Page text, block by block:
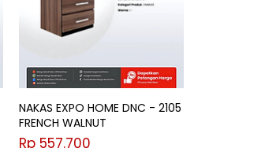
NAKAS EXPO HOME DNC - 2105
FRENCH WALNUT
Harga
Rp 557.700